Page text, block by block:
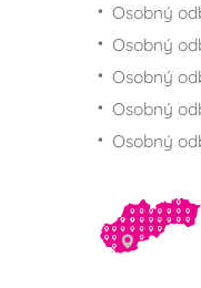
Osobný
Osobný
Osobný
Osobný
Osobný